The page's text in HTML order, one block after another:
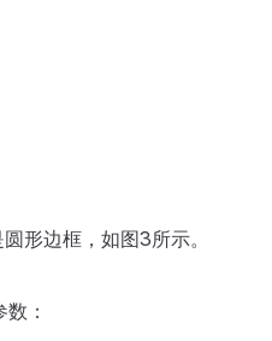
形边框，如图3所示。
：